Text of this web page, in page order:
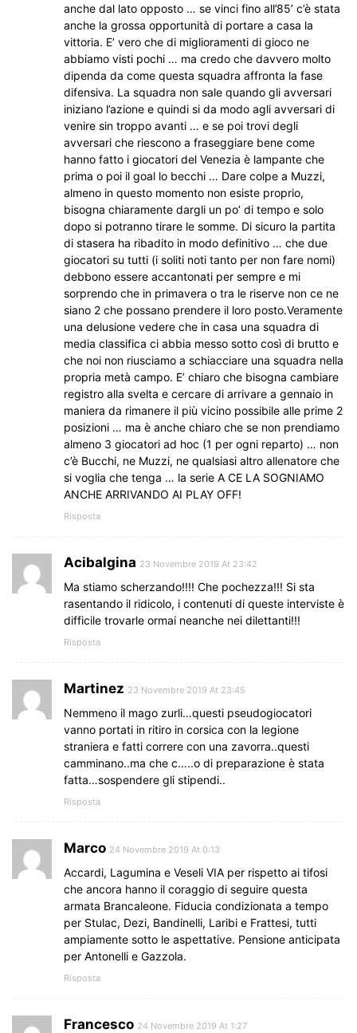
anche dal lato opposto … se vinci fino all’85’ c’è stata
anche la grossa opportunità di portare a casa la
vittoria. E’ vero che di miglioramenti di gioco ne
abbiamo visti pochi … ma credo che davvero molto
dipenda da come questa squadra affronta la fase
difensiva. La squadra non sale quando gli avversari
iniziano l’azione e quindi si da modo agli avversari di
venire sin troppo avanti … e se poi trovi degli
avversari che riescono a fraseggiare bene come
hanno fatto i giocatori del Venezia è lampante che
prima o poi il goal lo becchi … Dare colpe a Muzzi,
almeno in questo momento non esiste proprio,
bisogna chiaramente dargli un po’ di tempo e solo
dopo si potranno tirare le somme. Di sicuro la partita
di stasera ha ribadito in modo definitivo … che due
giocatori su tutti (i soliti noti tanto per non fare nomi)
debbono essere accantonati per sempre e mi
sorprendo che in primavera o tra le riserve non ce ne
siano 2 che possano prendere il loro posto.Veramente
una delusione vedere che in casa una squadra di
media classifica ci abbia messo sotto così di brutto e
che noi non riusciamo a schiacciare una squadra nella
propria metà campo. E’ chiaro che bisogna cambiare
registro alla svelta e cercare di arrivare a gennaio in
maniera da rimanere il più vicino possibile alle prime 2
posizioni … ma è anche chiaro che se non prendiamo
almeno 3 giocatori ad hoc (1 per ogni reparto) … non
c’è Bucchi, ne Muzzi, ne qualsiasi altro allenatore che
si voglia che tenga … la serie A CE LA SOGNIAMO
ANCHE ARRIVANDO AI PLAY OFF!
Risposta
Acibalgina 23 Novembre 2019 At 23:42
Ma stiamo scherzando!!!! Che pochezza!!! Si sta
rasentando il ridicolo, i contenuti di queste interviste è
difficile trovarle ormai neanche nei dilettanti!!!
Risposta
Martinez 23 Novembre 2019 At 23:45
Nemmeno il mago zurli…questi pseudogiocatori
vanno portati in ritiro in corsica con la legione
straniera e fatti correre con una zavorra..questi
camminano..ma che c…..o di preparazione è stata
fatta…sospendere gli stipendi..
Risposta
Marco 24 Novembre 2019 At 0:13
Accardi, Lagumina e Veseli VIA per rispetto ai tifosi
che ancora hanno il coraggio di seguire questa
armata Brancaleone. Fiducia condizionata a tempo
per Stulac, Dezi, Bandinelli, Laribi e Frattesi, tutti
ampiamente sotto le aspettative. Pensione anticipata
per Antonelli e Gazzola.
Risposta
Francesco 24 Novembre 2019 At 1:27